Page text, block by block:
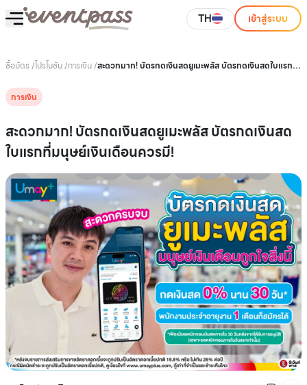
TH เข้าสู่ระบบ
ซื้อบัตร /โปรโมชัน/การเงิน/สะดวกมาก! บัตรกดเงินสดยูเมะพลัส บัตรกดเงินสดใบแรกที่
การเงิน
สะดวกมาก! บัตรกดเงินสดยูเมะพลัส บัตรกดเงินสด
ใบแรกที่มนุษย์เงินเดือนควรมี!